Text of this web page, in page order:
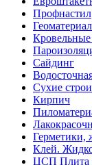
Профнастил
Сайдинг
Сухие
Кирпич
Герметики,
Клей.
ЦСП Плита